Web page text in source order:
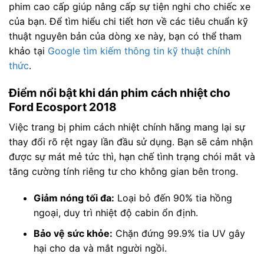
phim cao cấp giúp nâng cấp sự tiện nghi cho chiếc xe
của bạn. Để tìm hiểu chi tiết hơn về các tiêu chuẩn kỹ
thuật nguyên bản của dòng xe này, bạn có thể tham
khảo tại Google tìm kiếm thông tin kỹ thuật chính
thức.
Điểm nổi bật khi dán phim cách nhiệt cho
Ford Ecosport 2018
Việc trang bị phim cách nhiệt chính hãng mang lại sự
thay đổi rõ rệt ngay lần đầu sử dụng. Bạn sẽ cảm nhận
được sự mát mẻ tức thì, hạn chế tình trạng chói mắt và
tăng cường tính riêng tư cho không gian bên trong.
Giảm nóng tối đa: Loại bỏ đến 90% tia hồng
ngoại, duy trì nhiệt độ cabin ổn định.
Bảo vệ sức khỏe: Chặn đứng 99.9% tia UV gây
hại cho da và mắt người ngồi.